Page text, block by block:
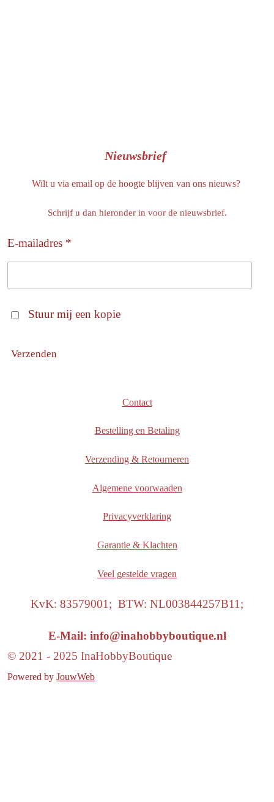
Nieuwsbrief
Wilt u via email op de hoogte blijven van ons nieuws?
Schrijf u dan hieronder in voor de nieuwsbrief.
E-mailadres *
Stuur mij een kopie
Verzenden
Contact
Bestelling en Betaling
Verzending & Retourneren
Algemene voorwaaden
Privacyverklaring
Garantie & Klachten
Veel gestelde vragen
KvK: 83579001; BTW: NL003844257B11;
E-Mail: info@inahobbyboutique.nl
© 2021 - 2025 InaHobbyBoutique
Powered by JouwWeb